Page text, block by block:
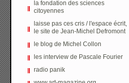
la fondation des sciences
citoyennes
laisse pas ces cris / l'espace écrit,
le site de Jean-Michel Defromont
le blog de Michel Collon
les interview de Pascale Fourier
radio panik